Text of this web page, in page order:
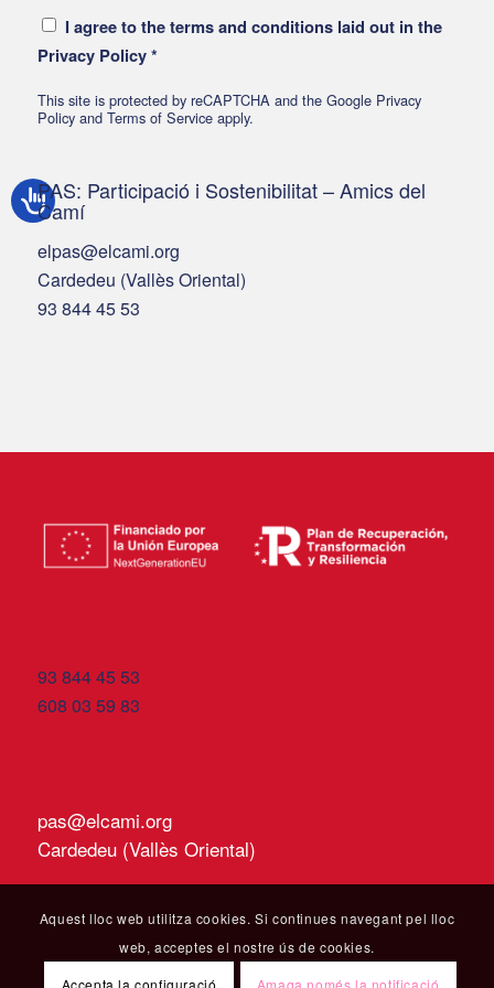
I agree to the terms and conditions laid out in the
Privacy Policy *
This site is protected by reCAPTCHA and the Google Privacy
Policyand Terms of Serviceapply.
PAS: Participació i Sostenibilitat – Amics del
Camí
elpas@elcami.org
Cardedeu (Vallès Oriental)
93 844 45 53
93 844 45 53
608 03 59 83
pas@elcami.org
Cardedeu (Vallès Oriental)
Aquest lloc web utilitza cookies. Si continues navegant pel lloc
web, acceptes el nostre ús de cookies.
Accepta la configuració Amaga només la notificació